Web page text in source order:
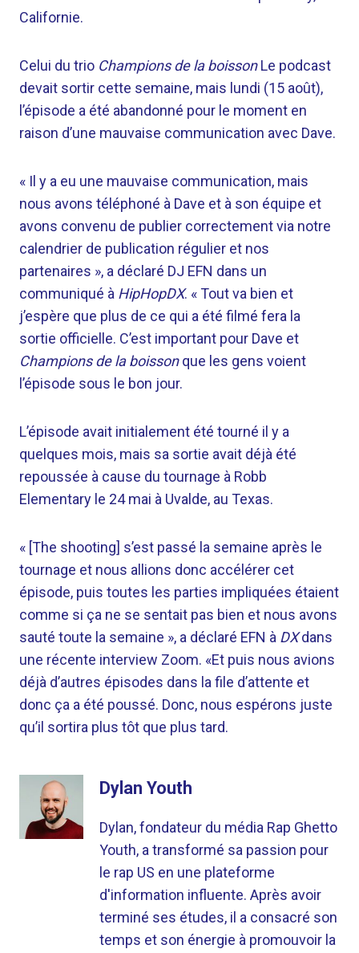
Californie.
Celui du trio Champions de la boissonLe podcast
devait sortir cette semaine, mais lundi (15 août),
l’épisode a été abandonné pour le moment en
raison d’une mauvaise communication avec Dave.
« Il y a eu une mauvaise communication, mais
nous avons téléphoné à Dave et à son équipe et
avons convenu de publier correctement via notre
calendrier de publication régulier et nos
partenaires », a déclaré DJ EFN dans un
communiqué à HipHopDX. « Tout va bien et
j’espère que plus de ce qui a été filmé fera la
sortie officielle. C’est important pour Dave et
Champions de la boissonque les gens voient
l’épisode sous le bon jour.
L’épisode avait initialement été tourné il y a
quelques mois, mais sa sortie avait déjà été
repoussée à cause du tournage à Robb
Elementary le 24 mai à Uvalde, au Texas.
« [The shooting] s’est passé la semaine après le
tournage et nous allions donc accélérer cet
épisode, puis toutes les parties impliquées étaient
comme si ça ne se sentait pas bien et nous avons
sauté toute la semaine », a déclaré EFN à DXdans
une récente interview Zoom. «Et puis nous avions
déjà d’autres épisodes dans la file d’attente et
donc ça a été poussé. Donc, nous espérons juste
qu’il sortira plus tôt que plus tard.
Dylan Youth
Dylan, fondateur du média Rap Ghetto
Youth, a transformé sa passion pour
le rap US en une plateforme
d'information influente. Après avoir
terminé ses études, il a consacré son
temps et son énergie à promouvoir la